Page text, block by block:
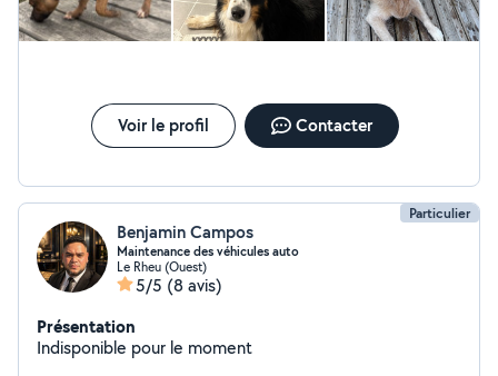
Voir le profil Contacter
Particulier
Benjamin Campos
Maintenance des véhicules auto
Le Rheu (Ouest)
5/5 (8 avis)
Présentation
Indisponible pour le moment